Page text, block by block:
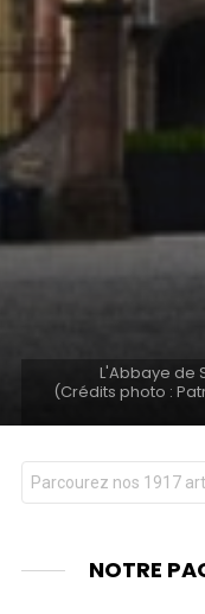
L'Abbaye de
(Crédits photo :
Chercher
pour
NOTRE